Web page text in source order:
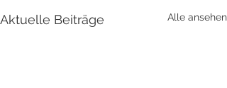
Aktuelle Beiträge Alle ansehen